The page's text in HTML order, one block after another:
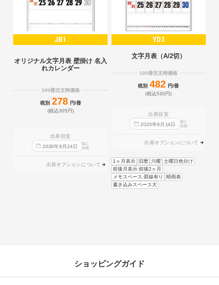
JB1
オリジナル文字月表 壁掛け 名入
れカレンダー
100冊注文時価格
税別 278 円/冊
(税込305円)
出荷目安
2026年9 月24日
迄に
出荷
出荷オプションについて
YD3
文字月表（A/2切）
100冊注文時価格
税別 482 円/冊
(税込530円)
出荷目安
2026年9 月 14日
迄に
出荷
出荷オプションについて
1ヶ月表示 旧暦 六曜 土曜日色分け
前後月表示:前後2ヶ月
メモスペース:罫線有り
晴雨表
書き込みスペース大
ショッピングガイド